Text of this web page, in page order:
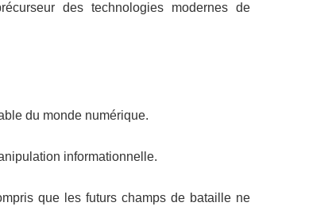
des technologies modernes de
du monde numérique.
informationnelle.
que les futurs champs de bataille ne